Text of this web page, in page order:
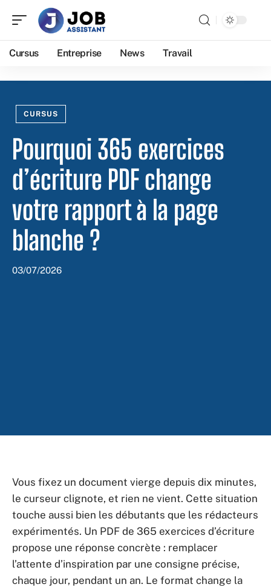
Cursus Entreprise News Travail
CURSUS
Pourquoi 365 exercices
d’écriture PDF change
votre rapport à la page
blanche ?
03/07/2026
Vous fixez un document vierge depuis dix minutes,
le curseur clignote, et rien ne vient. Cette situation
touche aussi bien les débutants que les rédacteurs
expérimentés. Un PDF de 365 exercices d’écriture
propose une réponse concrète : remplacer
l’attente d’inspiration par une consigne précise,
chaque jour, pendant un an. Le format change la